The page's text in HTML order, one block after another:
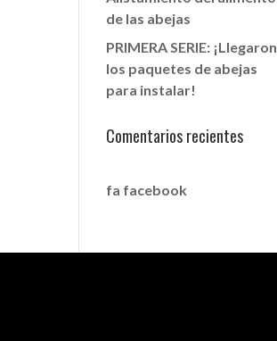
de las abejas
PRIMERA SERIE: ¡Llegaron
los paquetes de abejas
para instalar!
Comentarios recientes
fa facebook